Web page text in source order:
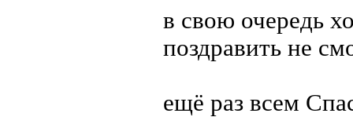
в свою очередь
поздравить не
ещё раз всем